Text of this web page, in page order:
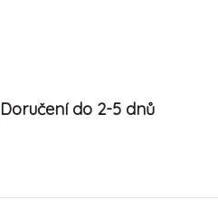
Doručení do 2-5 dnů